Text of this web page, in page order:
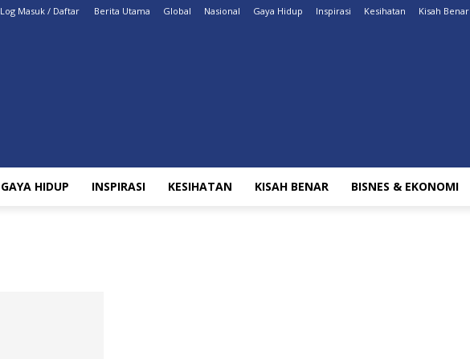
Log Masuk / Daftar Berita Utama Global Nasional Gaya Hidup Inspirasi Kesihatan Kisah Benar
GAYA HIDUP INSPIRASI KESIHATAN KISAH BENAR BISNES & EKONOMI